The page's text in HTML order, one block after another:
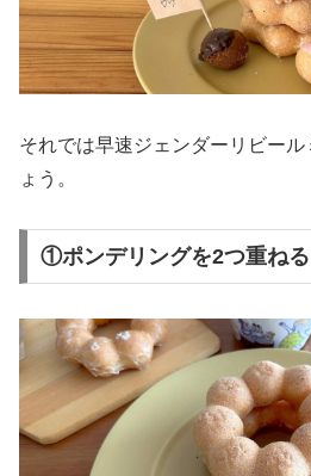
それでは早速ジェンダーリビー
ょう。
①ポンデリングを2つ重ねる